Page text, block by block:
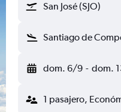
San José (SJO)
Santiago de
dom. 6/9 - dom.
1 pasajero,